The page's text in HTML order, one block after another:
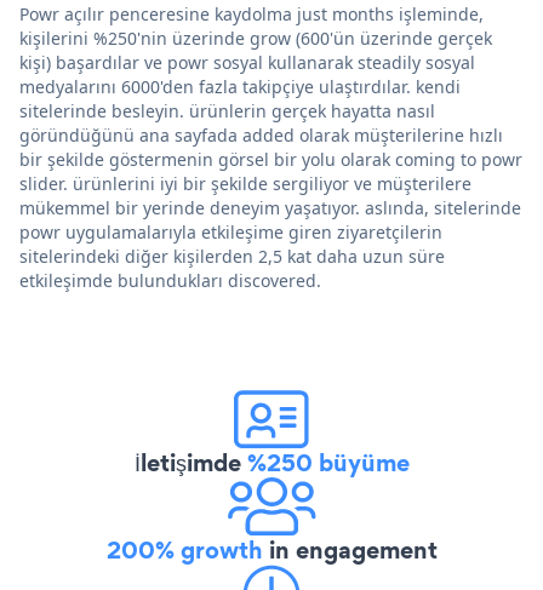
Powr açılır penceresine kaydolma just months işleminde,
kişilerini %250'nin üzerinde grow (600'ün üzerinde gerçek
kişi) başardılar ve powr sosyal kullanarak steadily sosyal
medyalarını 6000'den fazla takipçiye ulaştırdılar. kendi
sitelerinde besleyin. ürünlerin gerçek hayatta nasıl
göründüğünü ana sayfada added olarak müşterilerine hızlı
bir şekilde göstermenin görsel bir yolu olarak coming to powr
slider. ürünlerini iyi bir şekilde sergiliyor ve müşterilere
mükemmel bir yerinde deneyim yaşatıyor. aslında, sitelerinde
powr uygulamalarıyla etkileşime giren ziyaretçilerin
sitelerindeki diğer kişilerden 2,5 kat daha uzun süre
etkileşimde bulundukları discovered.
İletişimde%250 büyüme
200% growth in engagement